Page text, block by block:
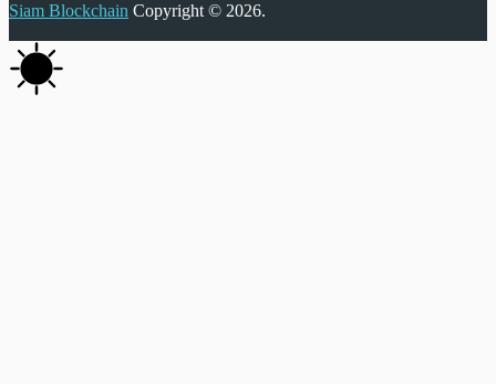
Siam Blockchain Copyright © 2026.